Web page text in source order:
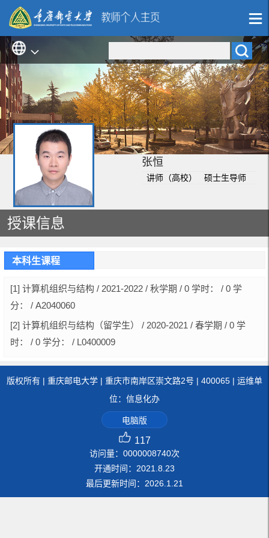
张恒
讲师（高校） 硕士生导师
授课信息
本科生课程
[1] 计算机组织与结构 / 2021-2022 / 秋学期 / 0 学时： / 0 学
分： / A2040060
[2] 计算机组织与结构（留学生） / 2020-2021 / 春学期 / 0 学
时： / 0 学分： / L0400009
版权所有 | 重庆邮电大学 | 重庆市南岸区崇文路2号 | 400065 | 运维单
位：信息化办
电脑版
117
访问量： 0000008740次
开通时间： 2021 8 23
最后更新时间： 2026 1 21